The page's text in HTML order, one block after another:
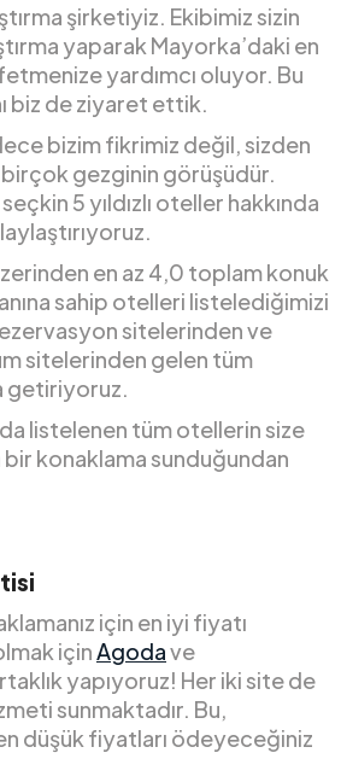
şirketiyiz. Ekibimiz sizin
yaparak Mayorka’daki en
yardımcı oluyor. Bu
biz de ziyaret ettik.
bizim fikrimiz değil, sizden
gezginin görüşüdür.
5 yıldızlı oteller hakkında
en az 4,0 toplam konuk
sahip otelleri listelediğimizi
sitelerinden ve
sitelerinden gelen tüm
getiriyoruz.
listelenen tüm otellerin size
bir konaklama sunduğundan
için en iyi fiyatı
içinAgodave
yapıyoruz! Her iki site de
sunmaktadır. Bu,
düşük fiyatları ödeyeceğiniz